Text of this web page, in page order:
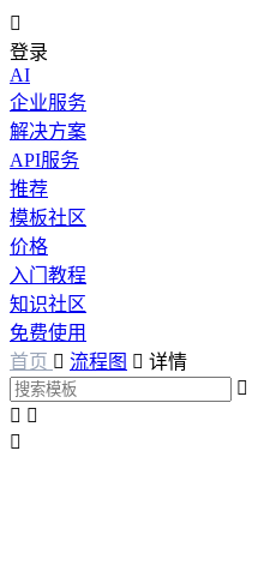

登录
AI
企业服务
解决方案
API服务
推荐
模板社区
价格
入门教程
知识社区
免费使用
首页  流程图  详情

 
